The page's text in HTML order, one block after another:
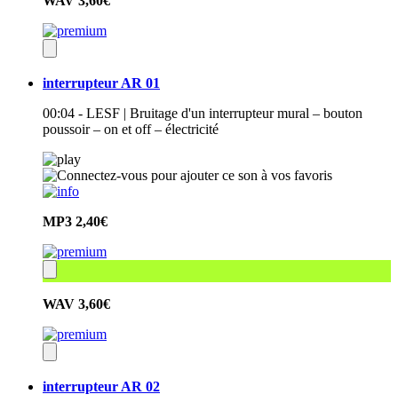
interrupteur AR 01
00:04 - LESF | Bruitage d'un interrupteur mural – bouton
poussoir – on et off – électricité
MP3 2,40€
WAV 3,60€
interrupteur AR 02